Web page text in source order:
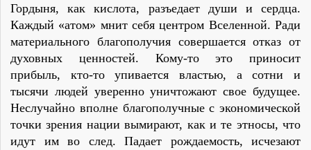
Гордыня, как кислота, разъедает души и сердца.
Каждый «атом» мнит себя центром Вселенной. Ради
материального благополучия совершается отказ от
духовных ценностей. Кому-то это приносит
прибыль, кто-то упивается властью, а сотни и
тысячи людей уверенно уничтожают свое будущее.
Неслучайно вполне благополучные с экономической
точки зрения нации вымирают, как и те этносы, что
идут им во след. Падает рождаемость, исчезают